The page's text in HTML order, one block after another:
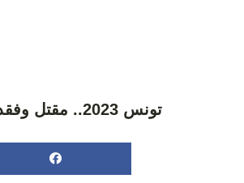
تونس 2023.. مقتل وفقدان أكثر من 130 مهاجرا سريا خلال الثلاثة أشهر الأولى